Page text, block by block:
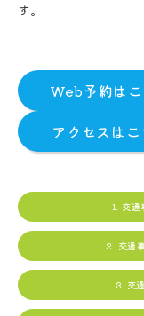
す。
Web予約は
アクセスはこ
1. 交通
2. 交通
3. 交